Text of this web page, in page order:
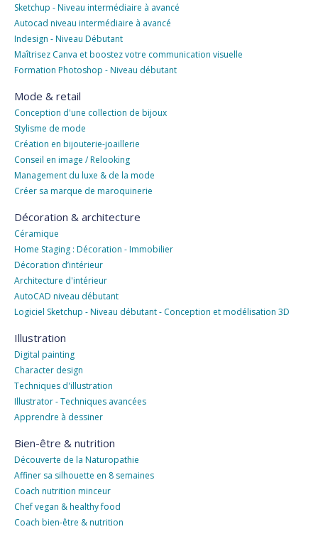
Sketchup - Niveau intermédiaire à avancé
Autocad niveau intermédiaire à avancé
Indesign - Niveau Débutant
Maîtrisez Canva et boostez votre communication visuelle
Formation Photoshop - Niveau débutant
Mode & retail
Conception d'une collection de bijoux
Stylisme de mode
Création en bijouterie-joaillerie
Conseil en image / Relooking
Management du luxe & de la mode
Créer sa marque de maroquinerie
Décoration & architecture
Céramique
Home Staging : Décoration - Immobilier
Décoration d’intérieur
Architecture d'intérieur
AutoCAD niveau débutant
Logiciel Sketchup - Niveau débutant - Conception et modélisation 3D
Illustration
Digital painting
Character design
Techniques d'illustration
Illustrator - Techniques avancées
Apprendre à dessiner
Bien-être & nutrition
Découverte de la Naturopathie
Affiner sa silhouette en 8 semaines
Coach nutrition minceur
Chef vegan & healthy food
Coach bien-être & nutrition